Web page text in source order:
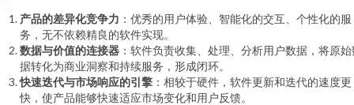
产品的差异化竞争力 ：优秀的用户体验、智能化的交互、个性化的服
务，无不依赖精良的软件实现。
数据与价值的连接器 ：软件负责收集、处理、分析用户数据，将原
据转化为商业洞察和持续服务，形成闭环。
快速迭代与市场响应的引擎 ：相较于硬件，软件更新和迭代的速度更
快，使产品能够快速适应市场变化和用户反馈。